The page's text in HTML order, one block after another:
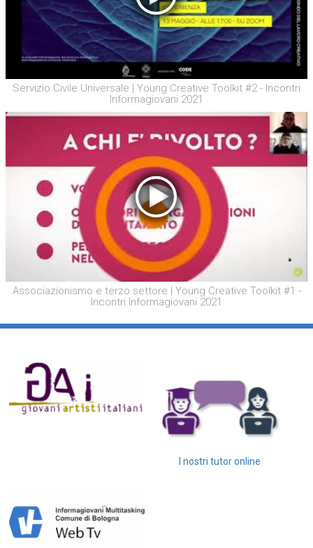
Servizio Civile Universale | Young Creative Toolkit #2 - Incontri
Informagiovani 2021
Associazionismo e terzo settore | Young Creative Toolkit #1 -
Incontri Informagiovani 2021
I nostri tutor online